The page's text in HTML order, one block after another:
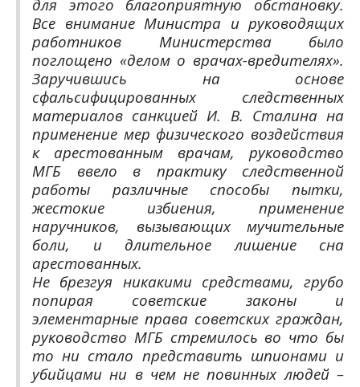
для этого благоприятную обстановку.
Все внимание Министра и руководящих
работников Министерства было
поглощено «делом о врачах-вредителях».
Заручившись на основе
сфальсифицированных следственных
материалов санкцией И. В. Сталина на
применение мер физического воздействия
к арестованным врачам, руководство
МГБ ввело в практику следственной
работы различные способы пытки,
жестокие избиения, применение
наручников, вызывающих мучительные
боли, и длительное лишение сна
арестованных.
Не брезгуя никакими средствами, грубо
попирая советские законы и
элементарные права советских граждан,
руководство МГБ стремилось во что бы
то ни стало представить шпионами и
убийцами ни в чем не повинных людей –